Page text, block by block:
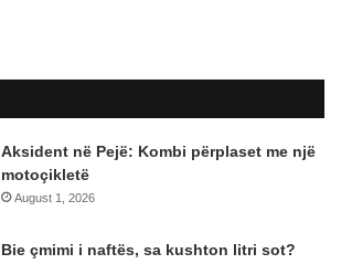
Aksident në Pejë: Kombi përplaset me një
motoçikletë
August 1, 2026
Bie çmimi i naftës, sa kushton litri sot?